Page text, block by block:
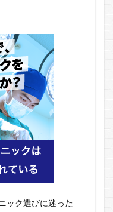
ック選びに迷った